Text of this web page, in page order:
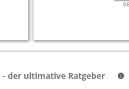
der ultimative Ratgeber